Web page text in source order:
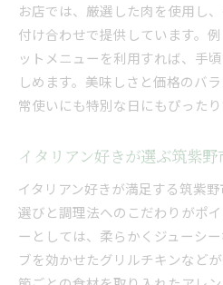
お店では、厳選した肉を使用し
付け合わせで提供しています。
ットメニューを利用すれば、手
しめます。美味しさと価格のバ
常使いにも特別な日にもぴったり
イタリアン好きが選ぶ筑紫
イタリアン好きが満足する筑紫
選びと調理法へのこだわりがポ
ーとしては、柔らかくジューシ
ブを効かせたグリルチキンなど